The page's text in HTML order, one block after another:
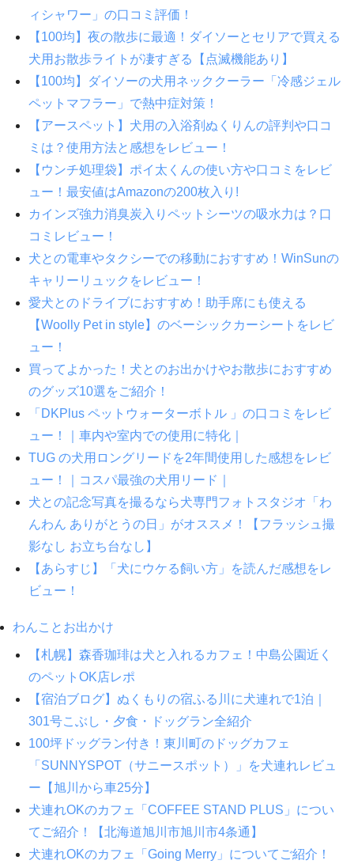
ィシャワー」の口コミ評価！
【100均】夜の散歩に最適！ダイソーとセリアで買える
犬用お散歩ライトが凄すぎる【点滅機能あり】
【100均】ダイソーの犬用ネッククーラー「冷感ジェル
ペットマフラー」で熱中症対策！
【アースペット】犬用の入浴剤ぬくりんの評判や口コ
ミは？使用方法と感想をレビュー！
【ウンチ処理袋】ポイ太くんの使い方や口コミをレビ
ュー！最安値はAmazonの200枚入り!
カインズ強力消臭炭入りペットシーツの吸水力は？口
コミレビュー！
犬との電車やタクシーでの移動におすすめ！WinSunの
キャリーリュックをレビュー！
愛犬とのドライブにおすすめ！助手席にも使える
【Woolly Pet in style】のベーシックカーシートをレビ
ュー！
買ってよかった！犬とのお出かけやお散歩におすすめ
のグッズ10選をご紹介！
「DKPlus ペットウォーターボトル 」の口コミをレビ
ュー！｜車内や室内での使用に特化｜
TUG の犬用ロングリードを2年間使用した感想をレビ
ュー！｜コスパ最強の犬用リード｜
犬との記念写真を撮るなら犬専門フォトスタジオ「わ
んわん ありがとうの日」がオススメ！【フラッシュ撮
影なし お立ち台なし】
【あらすじ】「犬にウケる飼い方」を読んだ感想をレ
ビュー！
わんことお出かけ
【札幌】森香珈琲は犬と入れるカフェ！中島公園近く
のペットOK店レポ
【宿泊ブログ】ぬくもりの宿ふる川に犬連れで1泊｜
301号こぶし・夕食・ドッグラン全紹介
100坪ドッグラン付き！東川町のドッグカフェ
「SUNNYSPOT（サニースポット）」を犬連れレビュ
ー【旭川から車25分】
犬連れOKのカフェ「COFFEE STAND PLUS」につい
てご紹介！【北海道旭川市旭川市4条通】
犬連れOKのカフェ「Going Merry」についてご紹介！